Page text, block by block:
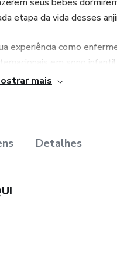
etapa da vida desses
experiência como
em sono
tantas mamães e seus
bebê com problemas de sono.
de seus filhos.
depoimentos
mais
Detalhes